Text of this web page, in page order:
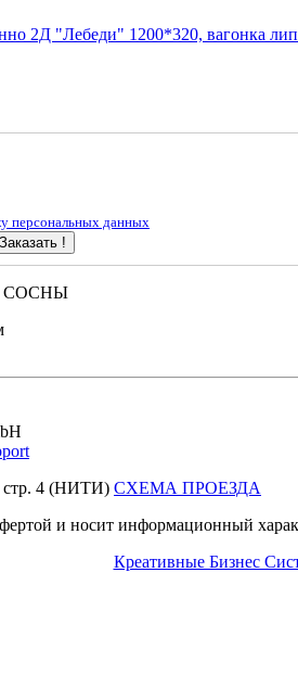
персональных данных
Заказать !
СОСНЫ
стр. 4 (НИТИ) СХЕМА ПРОЕЗДА
и носит информационный
Креативные Бизнес